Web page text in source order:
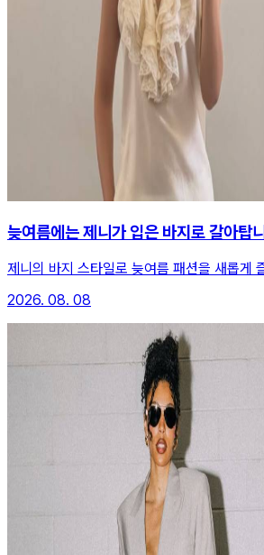
늦여름에는 제니가 입은 바지로 갈아탑
제니의 바지 스타일로 늦여름 패션을 새롭게
2026. 08. 08